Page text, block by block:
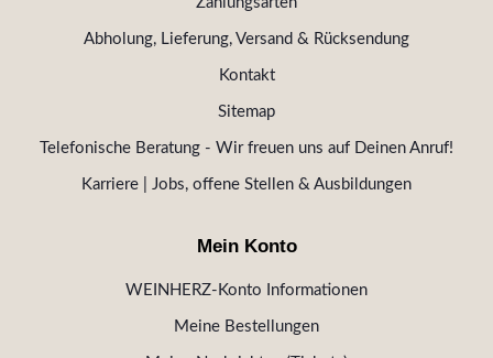
Abholung, Lieferung, Versand & Rücksendung
Kontakt
Sitemap
Telefonische Beratung - Wir freuen uns auf Deinen Anruf!
Karriere | Jobs, offene Stellen & Ausbildungen
Mein Konto
WEINHERZ-Konto Informationen
Meine Bestellungen